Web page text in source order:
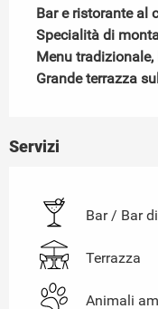
Bar e ristorante al
Specialità di
Menu tradizionale,
Grande terrazza
Servizi
Bar / Bar
Terrazza
Animali